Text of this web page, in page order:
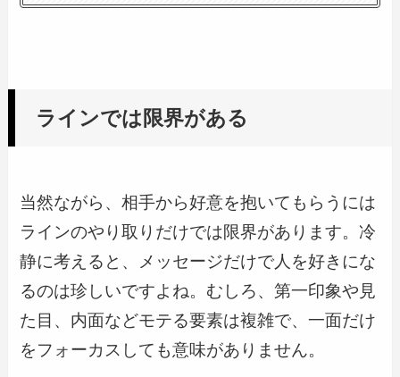
ラインでは限界がある
当然ながら、相手から好意を抱いてもらうには
ラインのやり取りだけでは限界があります。冷
静に考えると、メッセージだけで人を好きにな
るのは珍しいですよね。むしろ、第一印象や見
た目、内面などモテる要素は複雑で、一面だけ
をフォーカスしても意味がありません。